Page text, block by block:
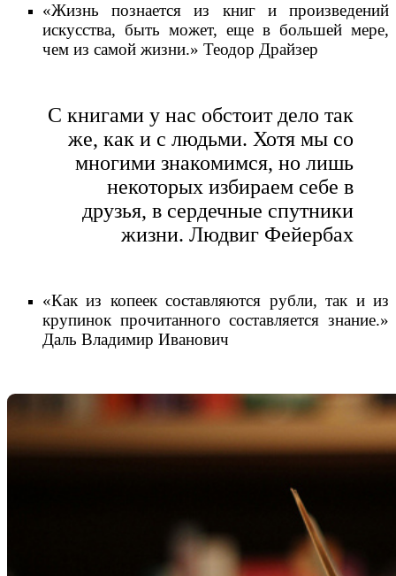
«Жизнь познается из книг и произведений
искусства, быть может, еще в большей мере,
чем из самой жизни.» Теодор Драйзер
С книгами у нас обстоит дело так
же, как и с людьми. Хотя мы со
многими знакомимся, но лишь
некоторых избираем себе в
друзья, в сердечные спутники
жизни. Людвиг Фейербах
«Как из копеек составляются рубли, так и из
крупинок прочитанного составляется знание.»
Даль Владимир Иванович